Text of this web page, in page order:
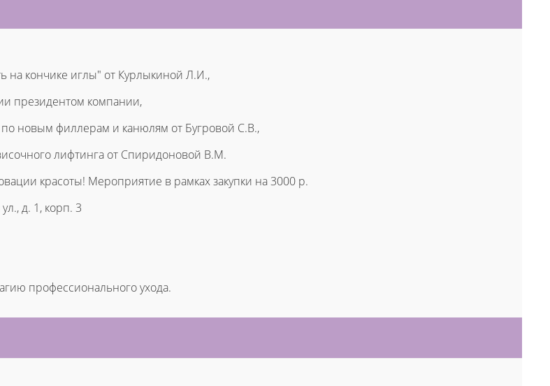
на кончике иглы" от Курлыкиной Л.И.,
президентом компании,
новым филлерам и канюлям от Бугровой С.В.,
лифтинга от Спиридоновой В.М.
красоты! Мероприятие в рамках закупки на 3000 р.
д. 1, корп. 3
профессионального ухода.